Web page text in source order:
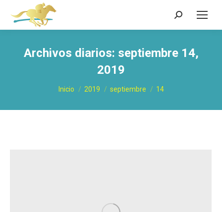
Buscar:
Archivos diarios: septiembre 14,
2019
Estás aquí:
Inicio 2019 septiembre 14